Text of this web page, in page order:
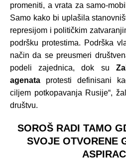
promeniti, a vrata za samo-
Samo kako bi uplašila
represijom i političkim
podršku protestima. Podrška
način da se preusmeri
podeli zajednica, dok su
agenata protesti definisani
ciljem potkopavanja Rusije“,
društvu.
SOROŠ RADI TAMO
SVOJE OTVORENE